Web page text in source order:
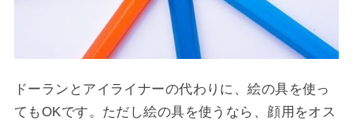
ドーランとアイライナーの代わりに、絵の具を使っ
てもOKです。ただし絵の具を使うなら、顔用をオス